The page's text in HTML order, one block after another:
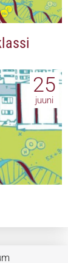
25
juuni